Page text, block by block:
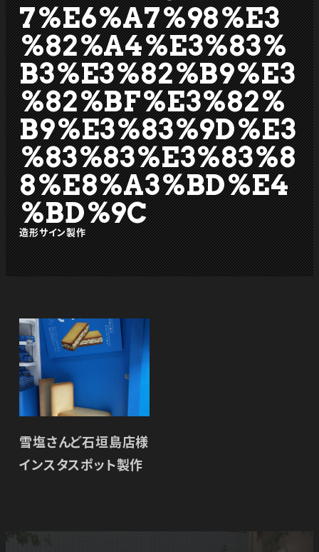
7%E6%A7%98%E3
%82%A4%E3%83%
B3%E3%82%B9%E3
%82%BF%E3%82%
B9%E3%83%9D%E3
%83%83%E3%83%8
8%E8%A3%BD%E4
%BD%9C
造形サイン製作
雪塩さんど石垣島店様
インスタスポット製作